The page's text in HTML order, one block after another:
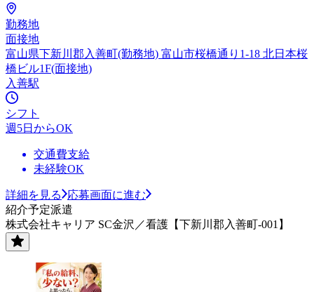
勤務地
面接地
富山県下新川郡入善町(勤務地) 富山市桜橋通り1-18 北日本桜
橋ビル1F(面接地)
入善駅
シフト
週5日からOK
交通費支給
未経験OK
詳細を見る
応募画面に進む
紹介予定派遣
株式会社キャリア SC金沢／看護【下新川郡入善町-001】